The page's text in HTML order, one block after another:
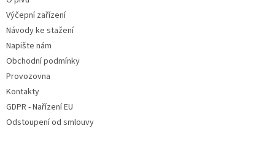
Výčepní zařízení
Návody ke stažení
Napište nám
Obchodní podmínky
Provozovna
Kontakty
GDPR - Nařízení EU
Odstoupení od smlouvy